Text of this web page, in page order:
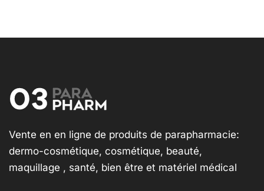
Vente en en ligne de produits de parapharmacie:
dermo-cosmétique, cosmétique, beauté,
maquillage , santé, bien être et matériel médical